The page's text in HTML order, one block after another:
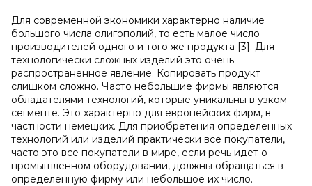
Для современной экономики характерно наличие
большого числа олигополий, то есть малое число
производителей одного и того же продукта [3]. Для
технологически сложных изделий это очень
распространенное явление. Копировать продукт
слишком сложно. Часто небольшие фирмы являются
обладателями технологий, которые уникальны в узком
сегменте. Это характерно для европейских фирм, в
частности немецких. Для приобретения определенных
технологий или изделий практически все покупатели,
часто это все покупатели в мире, если речь идет о
промышленном оборудовании, должны обращаться в
определенную фирму или небольшое их число.